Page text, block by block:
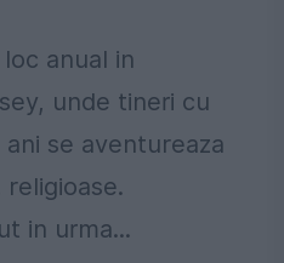
anual in
unde tineri cu
se aventureaza
in urma...